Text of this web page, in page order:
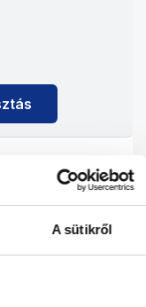
A sütikről